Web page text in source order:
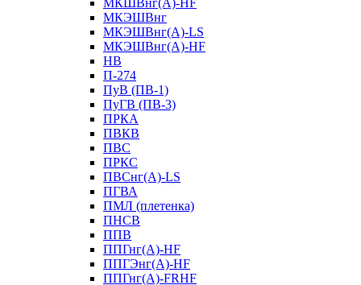
МКШВнг(А)-HF
МКЭШВнг
МКЭШВнг(А)-LS
МКЭШВнг(А)-HF
НВ
П-274
ПуВ (ПВ-1)
ПуГВ (ПВ-3)
ПРКА
ПВКВ
ПВС
ПРКС
ПВСнг(А)-LS
ПГВА
ПМЛ (плетенка)
ПНСВ
ППВ
ППГнг(А)-HF
ППГЭнг(А)-HF
ППГнг(А)-FRHF